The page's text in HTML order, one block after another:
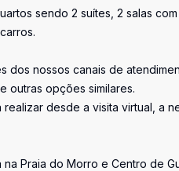
sendo 2 suítes, 2 salas
dos nossos canais de
outras opções similares.
desde a visita virtual, a
Praia do Morro e Centro de